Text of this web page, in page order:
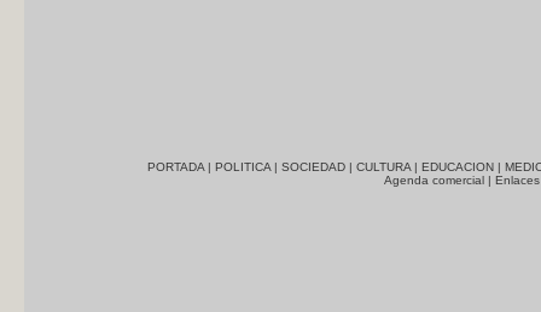
PORTADA | POLITICA | SOCIEDAD | CULTURA | EDUCACION |
Agenda comercial |Enlaces